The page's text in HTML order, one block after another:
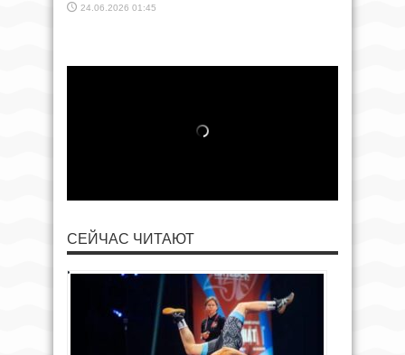
24.06.2026 01:45
СЕЙЧАС ЧИТАЮТ